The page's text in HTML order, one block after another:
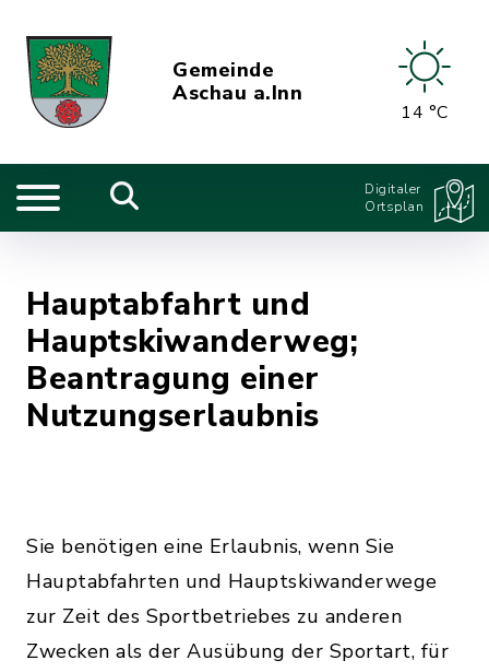
Gemeinde
Aschau a.Inn
14 °C
Digitaler
Ortsplan
Hauptabfahrt und
Hauptskiwanderweg;
Beantragung einer
Nutzungserlaubnis
Sie benötigen eine Erlaubnis, wenn Sie
Hauptabfahrten und Hauptskiwanderwege
zur Zeit des Sportbetriebes zu anderen
Zwecken als der Ausübung der Sportart, für